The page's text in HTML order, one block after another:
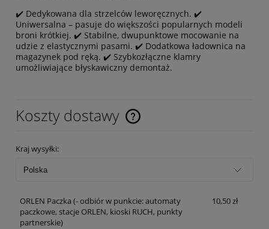
✔️ Dedykowana dla strzelców leworęcznych. ✔️
Uniwersalna – pasuje do większości popularnych modeli
broni krótkiej. ✔️ Stabilne, dwupunktowe mocowanie na
udzie z elastycznymi pasami. ✔️ Dodatkowa ładownica na
magazynek pod ręką. ✔️ Szybkozłączne klamry
umożliwiające błyskawiczny demontaż.
Koszty dostawy
Cena nie zawiera ewentualnych kosztów płatności
Kraj wysyłki:
ORLEN Paczka (- odbiór w punkcie: automaty
paczkowe, stacje ORLEN, kioski RUCH, punkty
partnerskie)
10,50 zł